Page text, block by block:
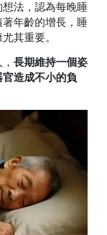
法，認為每晚睡
年齡的增長，睡
其重要。
長期維持一個姿
造成不小的負